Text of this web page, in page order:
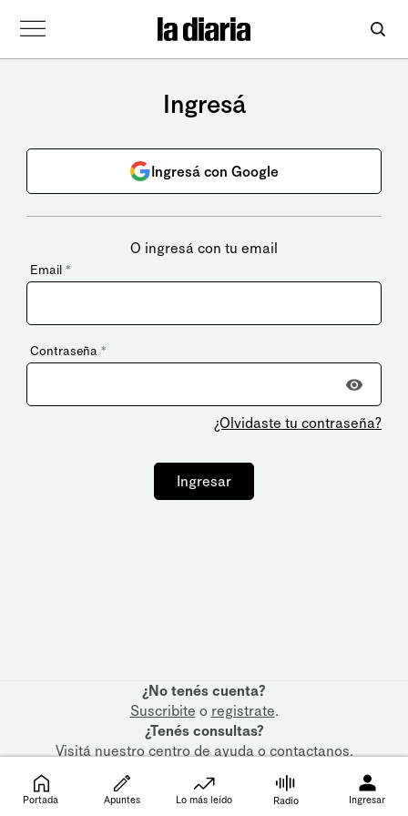
Ingresá
Ingresá con Google
O ingresá con tu email
Email *
Contraseña *
¿Olvidaste tu contraseña?
Ingresar
¿No tenés cuenta?
Suscribite o registrate.
¿Tenés consultas?
Visitá nuestrocentro de ayudaocontactanos.
Portada Apuntes Lo más leído Radio Ingresar